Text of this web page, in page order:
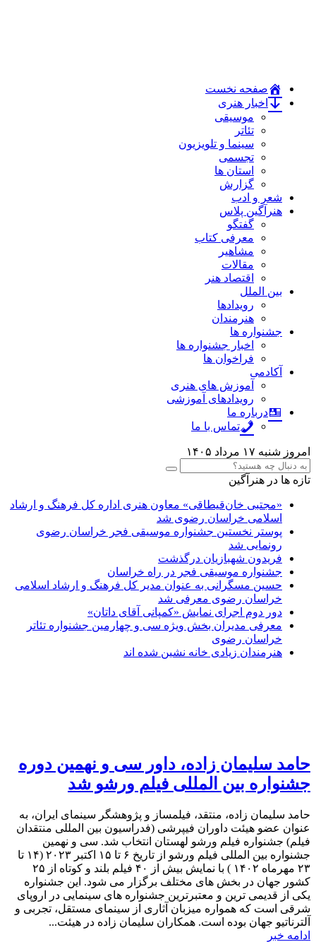
صفحه نخست
اخبار هنری
موسیقی
تئاتر
سینما و تلویزیون
تجسمی
استان ها
گزارش
شعر و ادب
هنرآگین پلاس
گفتگو
معرفی کتاب
مشاهیر
مقالات
اقتصاد هنر
بین الملل
رویدادها
هنرمندان
جشنواره ها
اخبار جشنواره ها
فراخوان ها
آکادمی
آموزش های هنری
رویدادهای آموزشی
درباره ما
تماس با ما
امروز شنبه ۱۷ مرداد ۱۴۰۵
تازه ها در هنرآگین
«مجتبی خان‌قیطاقی» معاون هنری اداره کل فرهنگ و ارشاد
اسلامی خراسان رضوی شد
پوستر نخستین جشنواره موسیقی فجر خراسان رضوی
رونمایی شد
فریدون شهبازیان درگذشت
جشنواره موسیقی فجر در راه خراسان
حسین مسگرانی به عنوان مدیر کل فرهنگ و ارشاد اسلامی
خراسان رضوی معرفی شد
دور دوم اجرای نمایش «کمپانی آقای داتان»
معرفی مدیران بخش ویژه سی و چهارمین جشنواره تئاتر
خراسان رضوی
هنرمندان زیادی خانه نشین شده اند
حامد سلیمان زاده، داور سی و نهمین دوره
جشنواره بین المللی فیلم ورشو شد
حامد سلیمان زاده، منتقد، فیلمساز و پژوهشگر سینمای ایران، به
عنوان عضو هیئت داوران فیپرشی (فدراسیون بین المللی منتقدان
فیلم) جشنواره فیلم ورشو لهستان انتخاب شد. سی و نهمین
جشنواره بین المللی فیلم ورشو از تاریخ ۶ تا ۱۵ اکتبر ۲۰۲۳ (۱۴ تا
۲۳ مهرماه ۱۴۰۲ ) با نمایش بیش از ۴۰ فیلم بلند و کوتاه از ۲۵
کشور جهان در بخش های مختلف برگزار می شود. این جشنواره
یکی از قدیمی ترین و معتبرترین جشنواره های سینمایی در اروپای
شرقی است که همواره میزبان آثاری از سینمای مستقل، تجربی و
آلترناتیو جهان بوده است. همکاران سلیمان زاده در هیئت...
ادامه خبر